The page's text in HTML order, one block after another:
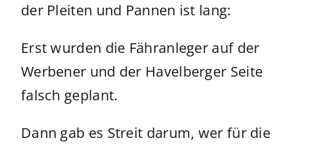
der Pleiten und Pannen ist lang:
Erst wurden die Fähranleger auf der
Werbener und der Havelberger Seite
falsch geplant.
Dann gab es Streit darum, wer für die